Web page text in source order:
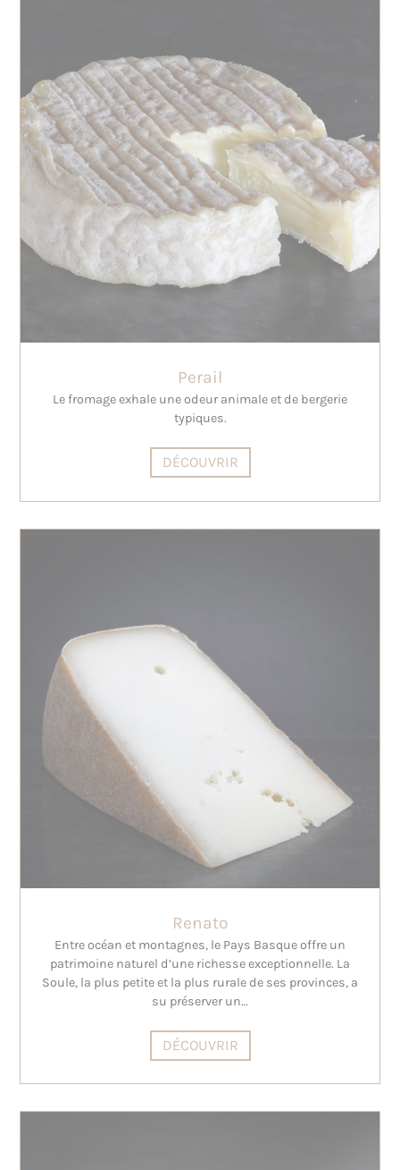
Perail
Le fromage exhale une odeur animale et de bergerie
typiques.
DÉCOUVRIR
Renato
Entre océan et montagnes, le Pays Basque offre un
patrimoine naturel d’une richesse exceptionnelle. La
Soule, la plus petite et la plus rurale de ses provinces, a
su préserver un…
DÉCOUVRIR